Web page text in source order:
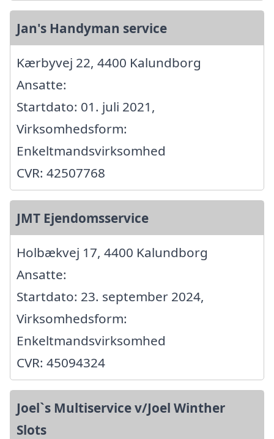
Jan's Handyman service
Kærbyvej 22, 4400 Kalundborg
Ansatte:
Startdato: 01. juli 2021,
Virksomhedsform:
Enkeltmandsvirksomhed
CVR: 42507768
JMT Ejendomsservice
Holbækvej 17, 4400 Kalundborg
Ansatte:
Startdato: 23. september 2024,
Virksomhedsform:
Enkeltmandsvirksomhed
CVR: 45094324
Joel`s Multiservice v/Joel Winther
Slots